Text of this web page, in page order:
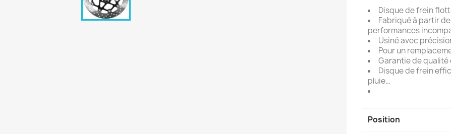
Disque de frein
Fabriqué à partir
performances
Usiné avec
Pour un
Garantie de
Disque de frein
pluie…
Position